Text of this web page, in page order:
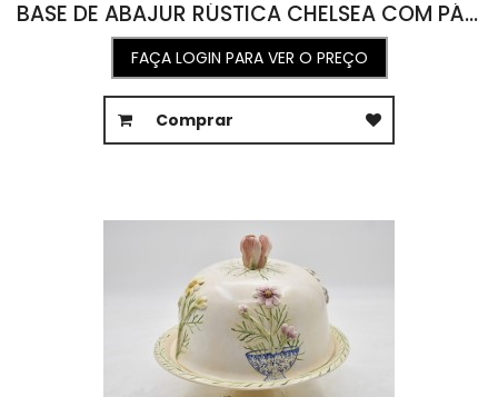
BASE DE ABAJUR RÚSTICA CHELSEA COM PÁSSAROS E FLORES DE ÍRIS 33,5L X 34,5C X 56A
FAÇA LOGIN PARA VER O PREÇO
Comprar